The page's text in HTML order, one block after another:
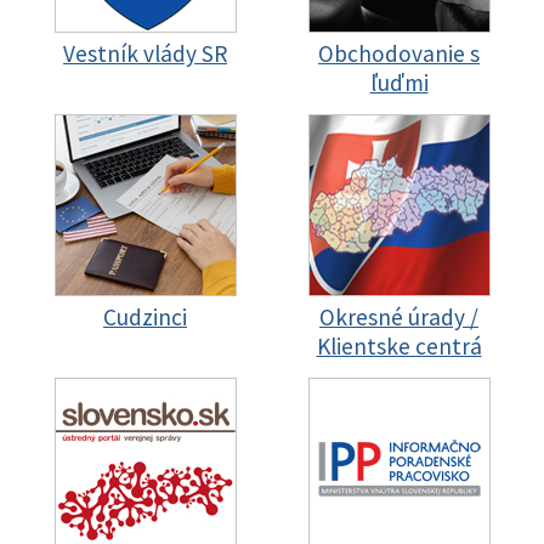
Vestník vlády SR
Obchodovanie s
ľuďmi
Cudzinci
Okresné úrady /
Klientske centrá